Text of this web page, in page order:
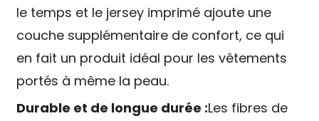
le temps et le jersey imprimé ajoute une
couche supplémentaire de confort, ce qui
en fait un produit idéal pour les vêtements
portés à même la peau.
Durable et de longue durée :Les fibres de